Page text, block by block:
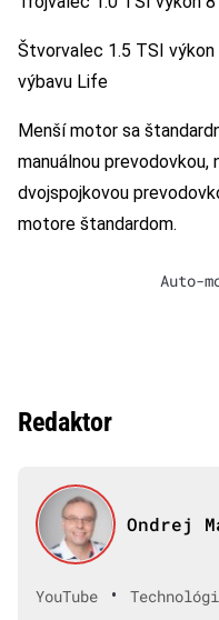
Štvorvalec 1.5 TSI
výbavu Life
Menší motor sa
manuálnou
dvojspojkovou
motore štandardom.
Auto-
Redaktor
Ondrej
YouTube •